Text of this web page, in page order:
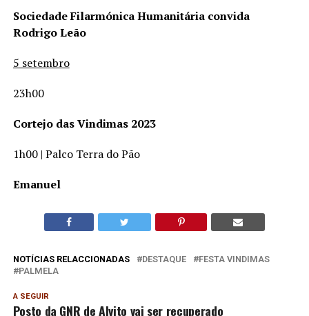
Sociedade Filarmónica Humanitária convida
Rodrigo Leão
5 setembro
23h00
Cortejo das Vindimas 2023
1h00 | Palco Terra do Pão
Emanuel
NOTÍCIAS RELACCIONADAS DESTAQUE
FESTA VINDIMAS
PALMELA
A SEGUIR
Posto da GNR de Alvito vai ser recuperado